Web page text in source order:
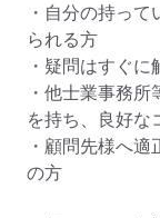
・自分の持っ
られる方
・疑問はすぐ
・他士業事務
を持ち、良好な
・顧問先様へ
の方